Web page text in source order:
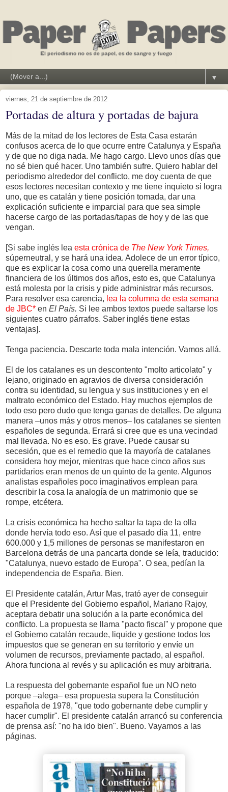
▼
viernes, 21 de septiembre de 2012
Portadas de altura y portadas de bajura
Más de la mitad de los lectores de Esta Casa estarán
confusos acerca de lo que ocurre entre Catalunya y España
y de que no diga nada. Me hago cargo. Llevo unos días que
no sé bien qué hacer. Uno también sufre. Quiero hablar del
periodismo alrededor del conflicto, me doy cuenta de que
esos lectores necesitan contexto y me tiene inquieto si logra
uno, que es catalán y tiene posición tomada, dar una
explicación suficiente e imparcial para que sea simple
hacerse cargo de las portadas/tapas de hoy y de las que
vengan.
[Si sabe inglés lea esta crónica de The New York Times,
súperneutral, y se hará una idea. Adolece de un error típico,
que es explicar la cosa como una querella meramente
financiera de los últimos dos años, esto es, que Catalunya
está molesta por la crisis y pide administrar más recursos.
Para resolver esa carencia, lea la columna de esta semana
de JBC* en El País. Si lee ambos textos puede saltarse los
siguientes cuatro párrafos. Saber inglés tiene estas
ventajas].
Tenga paciencia. Descarte toda mala intención. Vamos allá.
El de los catalanes es un descontento "molto articolato" y
lejano, originado en agravios de diversa consideración
contra su identidad, su lengua y sus instituciones y en el
maltrato económico del Estado. Hay muchos ejemplos de
todo eso pero dudo que tenga ganas de detalles. De alguna
manera –unos más y otros menos– los catalanes se sienten
españoles de segunda. Errará si cree que es una vecindad
mal llevada. No es eso. Es grave. Puede causar su
secesión, que es el remedio que la mayoría de catalanes
considera hoy mejor, mientras que hace cinco años sus
partidarios eran menos de un quinto de la gente. Algunos
analistas españoles poco imaginativos emplean para
describir la cosa la analogía de un matrimonio que se
rompe, etcétera.
La crisis económica ha hecho saltar la tapa de la olla
donde hervía todo eso. Así que el pasado día 11, entre
600.000 y 1,5 millones de personas se manifestaron en
Barcelona detrás de una pancarta donde se leía, traducido:
"Catalunya, nuevo estado de Europa". O sea, pedían la
independencia de España. Bien.
El Presidente catalán, Artur Mas, trató ayer de conseguir
que el Presidente del Gobierno español, Mariano Rajoy,
aceptara debatir una solución a la parte económica del
conflicto. La propuesta se llama "pacto fiscal" y propone que
el Gobierno catalán recaude, liquide y gestione todos los
impuestos que se generan en su territorio y envíe un
volumen de recursos, previamente pactado, al español.
Ahora funciona al revés y su aplicación es muy arbitraria.
La respuesta del gobernante español fue un NO neto
porque –alega– esa propuesta supera la Constitución
española de 1978, "que todo gobernante debe cumplir y
hacer cumplir". El presidente catalán arrancó su conferencia
de prensa así: "no ha ido bien". Bueno. Vayamos a las
páginas.